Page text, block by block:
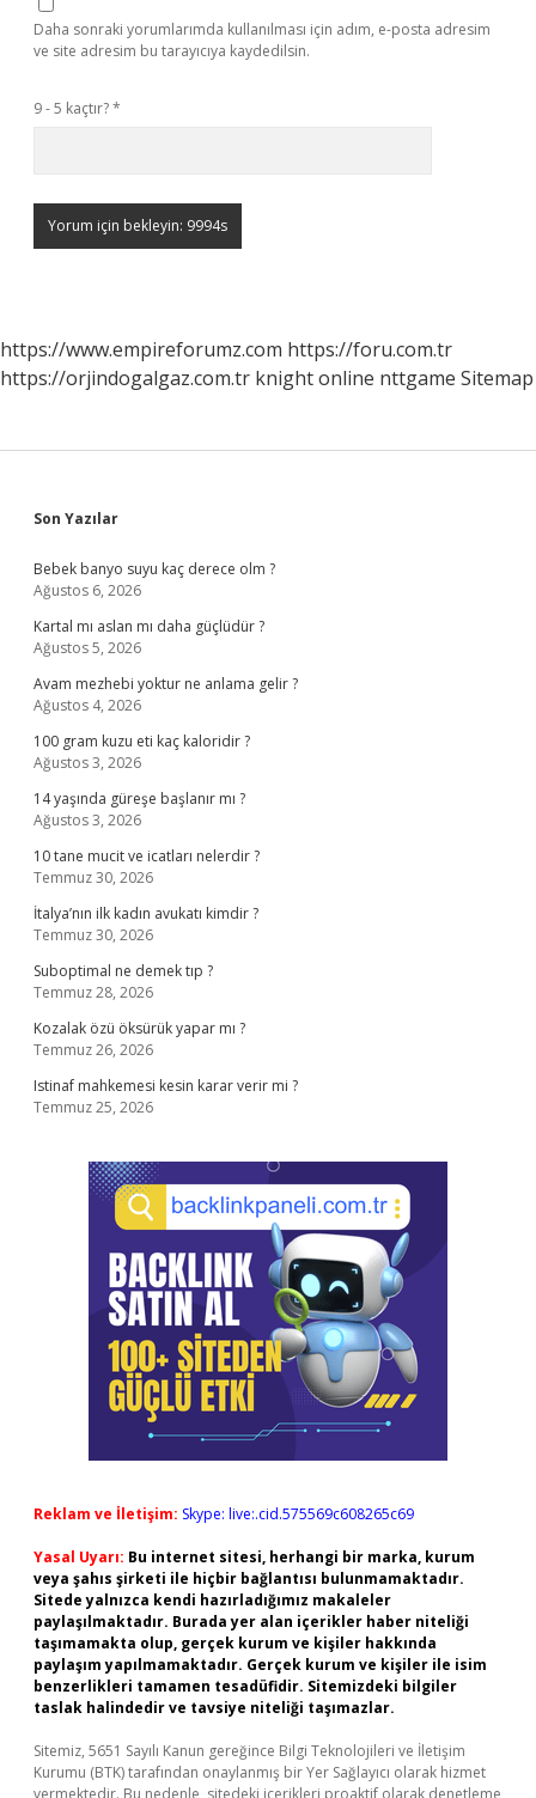
Daha sonraki yorumlarımda kullanılması için adım, e-posta adresim
ve site adresim bu tarayıcıya kaydedilsin.
9 - 5 kaçtır?*
https://www.empireforumz.com https://foru.com.tr
https://orjindogalgaz.com.tr knight online nttgame Sitemap
Sidebar
Son Yazılar
Bebek banyo suyu kaç derece olm ?
Ağustos 6, 2026
Kartal mı aslan mı daha güçlüdür ?
Ağustos 5, 2026
Avam mezhebi yoktur ne anlama gelir ?
Ağustos 4, 2026
100 gram kuzu eti kaç kaloridir ?
Ağustos 3, 2026
14 yaşında güreşe başlanır mı ?
Ağustos 3, 2026
10 tane mucit ve icatları nelerdir ?
Temmuz 30, 2026
İtalya’nın ilk kadın avukatı kimdir ?
Temmuz 30, 2026
Suboptimal ne demek tıp ?
Temmuz 28, 2026
Kozalak özü öksürük yapar mı ?
Temmuz 26, 2026
Istinaf mahkemesi kesin karar verir mi ?
Temmuz 25, 2026
Reklam ve İletişim: Skype: live:.cid.575569c608265c69
Yasal Uyarı: Bu internet sitesi, herhangi bir marka, kurum
veya şahıs şirketi ile hiçbir bağlantısı bulunmamaktadır.
Sitede yalnızca kendi hazırladığımız makaleler
paylaşılmaktadır. Burada yer alan içerikler haber niteliği
taşımamakta olup, gerçek kurum ve kişiler hakkında
paylaşım yapılmamaktadır. Gerçek kurum ve kişiler ile isim
benzerlikleri tamamen tesadüfidir. Sitemizdeki bilgiler
taslak halindedir ve tavsiye niteliği taşımazlar.
Sitemiz, 5651 Sayılı Kanun gereğince Bilgi Teknolojileri ve İletişim
Kurumu (BTK) tarafından onaylanmış bir Yer Sağlayıcı olarak hizmet
vermektedir. Bu nedenle, sitedeki içerikleri proaktif olarak denetleme